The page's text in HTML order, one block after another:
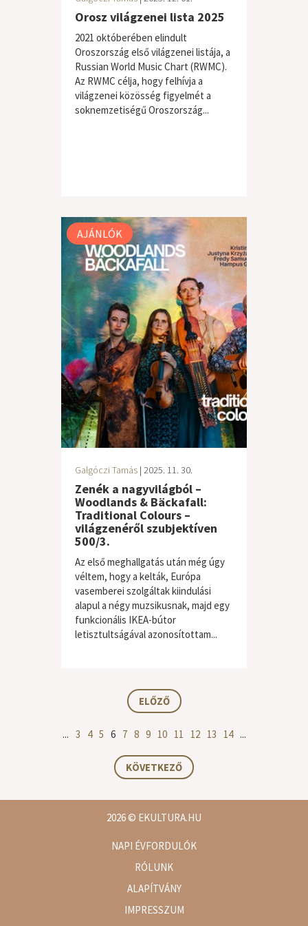
Orosz világzenei lista 2025
2021 októberében elindult
Oroszország első világzenei listája, a
Russian World Music Chart (RWMC).
Az RWMC célja, hogy felhívja a
világzenei közösség figyelmét a
soknemzetiségű Oroszország...
AJÁNLÓK
Galgóczi Tamás | 2025. 11. 30.
Zenék a nagyvilágból –
Woodlands & Bäckafall:
Traditional Colours –
világzenéről szubjektíven
500/3.
Az első meghallgatás után még úgy
véltem, hogy a kelták, Európa
vasemberei szolgáltak kiindulási
alapul a négy muzsikusnak, majd egy
funkcionális IKEA-bútor
letisztultságával azonosítottam...
világzene / folk
ELŐZŐ
... 3 4 5 6 7 8 9 10 11 12 13 14 ...
KÖVETKEZŐ
2026© EKULTURA.HU
NAPI ÉVFORDULÓK
RÓLUNK
ALAPÍTVÁNY
IMPRESSZUM